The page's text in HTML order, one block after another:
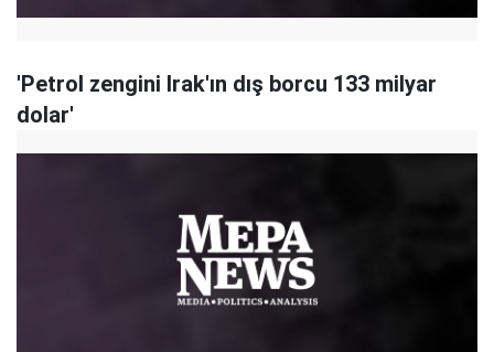
'Petrol zengini Irak'ın dış borcu 133 milyar
dolar'